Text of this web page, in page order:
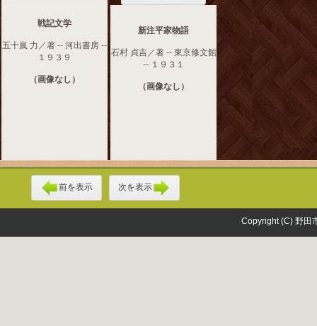
戦記文学
五十嵐 力／著 -- 河出書房 --
１９３９
（画像なし）
新注平家物語
石村 貞吉／著 -- 東京修文館
-- １９３１
（画像なし）
前を表示 次を表示
Copyright (C) 野田